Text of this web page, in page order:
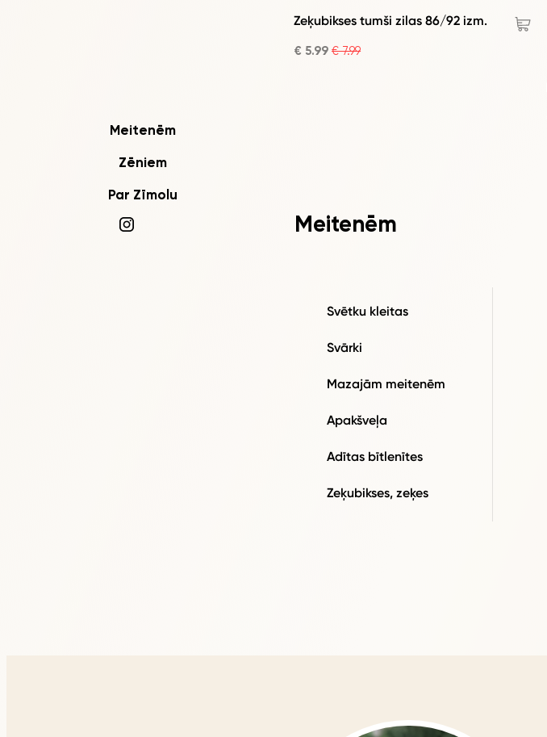
Meitenēm
Zēniem
Par Zīmolu
Zeķubikses tumši zilas 86/92 izm.
€ 5.99 € 7.99
Meitenēm
Svētku kleitas
Svārki
Mazajām meitenēm
Apakšveļa
Adītas bītlenītes
Zeķubikses, zeķes